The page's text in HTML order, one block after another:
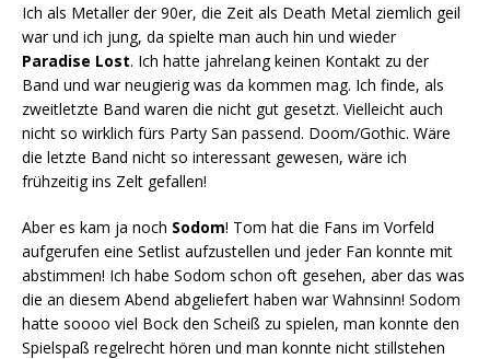
Ich als Metaller der 90er, die Zeit als Death Metal ziemlich geil
war und ich jung, da spielte man auch hin und wieder
Paradise Lost. Ich hatte jahrelang keinen Kontakt zu der
Band und war neugierig was da kommen mag. Ich finde, als
zweitletzte Band waren die nicht gut gesetzt. Vielleicht auch
nicht so wirklich fürs Party San passend. Doom/Gothic. Wäre
die letzte Band nicht so interessant gewesen, wäre ich
frühzeitig ins Zelt gefallen!
Aber es kam ja noch Sodom! Tom hat die Fans im Vorfeld
aufgerufen eine Setlist aufzustellen und jeder Fan konnte mit
abstimmen! Ich habe Sodom schon oft gesehen, aber das was
die an diesem Abend abgeliefert haben war Wahnsinn! Sodom
hatte soooo viel Bock den Scheiß zu spielen, man konnte den
Spielspaß regelrecht hören und man konnte nicht stillstehen